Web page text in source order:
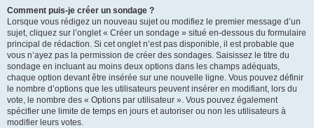
Comment puis-je créer un sondage ?
Lorsque vous rédigez un nouveau sujet ou modifiez le premier message d’un
sujet, cliquez sur l’onglet « Créer un sondage » situé en-dessous du formulaire
principal de rédaction. Si cet onglet n’est pas disponible, il est probable que
vous n’ayez pas la permission de créer des sondages. Saisissez le titre du
sondage en incluant au moins deux options dans les champs adéquats,
chaque option devant être insérée sur une nouvelle ligne. Vous pouvez définir
le nombre d’options que les utilisateurs peuvent insérer en modifiant, lors du
vote, le nombre des « Options par utilisateur ». Vous pouvez également
spécifier une limite de temps en jours et autoriser ou non les utilisateurs à
modifier leurs votes.